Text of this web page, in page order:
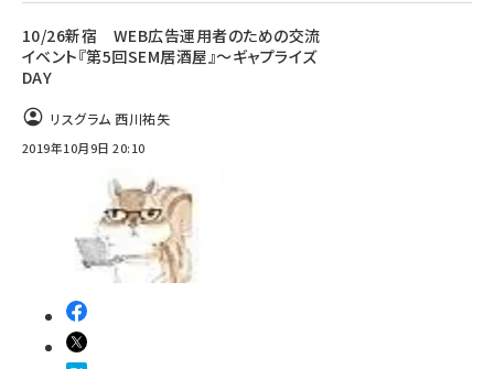
10/26新宿 WEB広告運用者のための交流
イベント『第5回SEM居酒屋』～ギャプライズ
DAY
リスグラム 西川祐矢
2019年10月9日 20:10